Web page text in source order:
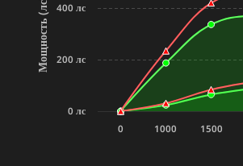
Мощность (лс)
0 1000 1500
0 лс
200 лс
400 лс